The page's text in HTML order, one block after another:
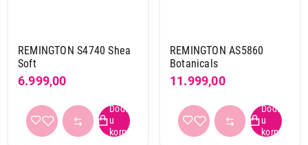
REMINGTON S4740 Shea
Soft
6.999,00
REMINGTON AS5860
Botanicals
11.999,00